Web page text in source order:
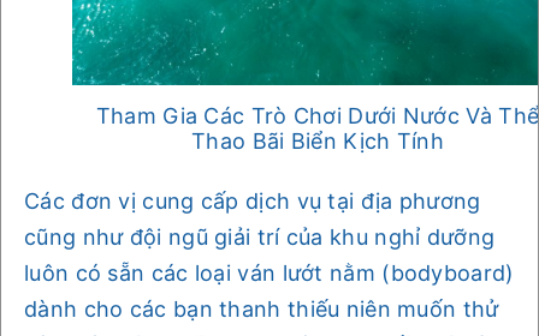
Tham Gia Các Trò Chơi Dưới Nước Và Thể
Thao Bãi Biển Kịch Tính
Các đơn vị cung cấp dịch vụ tại địa phương
cũng như đội ngũ giải trí của khu nghỉ dưỡng
luôn có sẵn các loại ván lướt nằm (bodyboard)
dành cho các bạn thanh thiếu niên muốn thử